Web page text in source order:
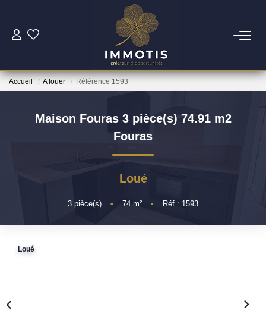
ESTIMER
Nos Biens
Nos Services
Accueil A louer Référence 1593
Maison Fouras 3 pièce(s) 74.91 m2
Fouras
Loué
3 pièce(s) • 74 m² • Réf : 1593
Loué